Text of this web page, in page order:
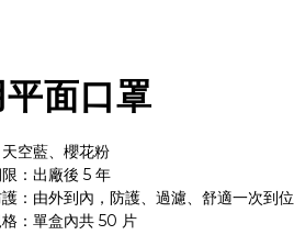
面口罩
空藍、櫻花粉
：出廠後 5 年
：由外到內，防護、過濾、舒適一次到位
：單盒內共 50 片